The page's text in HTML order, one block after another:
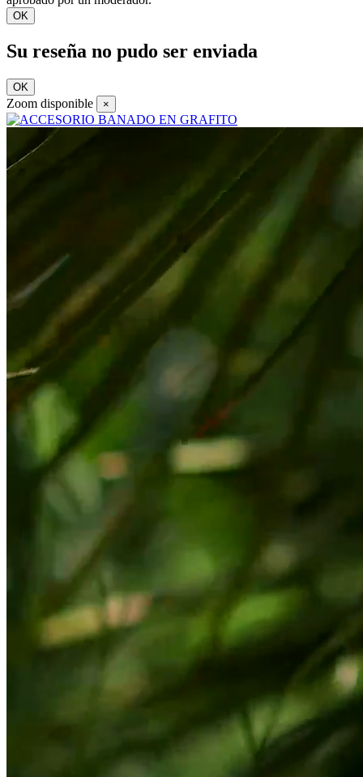
OK
Su reseña no pudo ser enviada
OK
Zoom disponible ×